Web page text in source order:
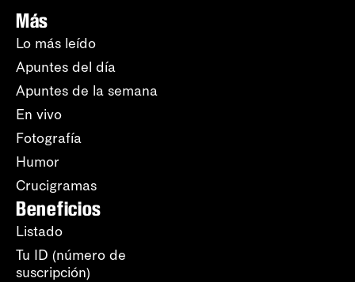
Más
Lo más leído
Apuntes del día
Apuntes de la semana
En vivo
Fotografía
Humor
Crucigramas
Beneficios
Listado
Tu ID (número de
suscripción)